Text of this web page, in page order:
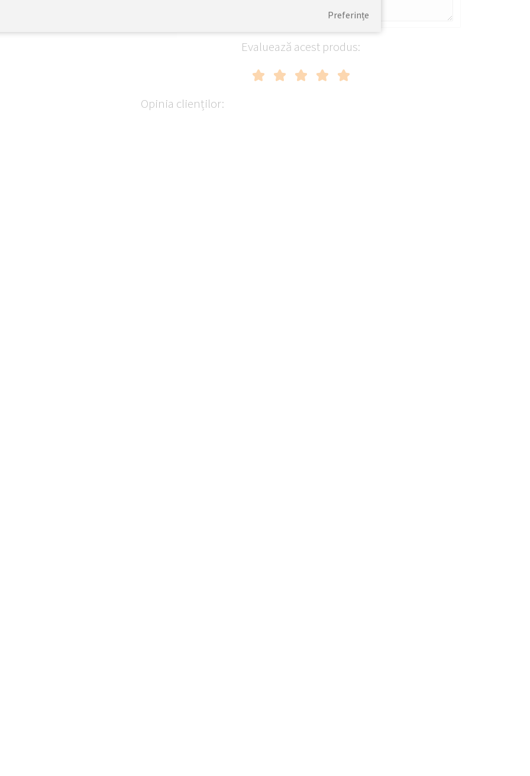
Evaluează acest produs:
Opinia clienților:
Preferințe